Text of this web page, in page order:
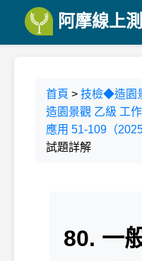
阿摩線上
首頁 > 技檢◆造園
造園景觀 乙級 工
應用 51-109（
試題詳解
80. 一